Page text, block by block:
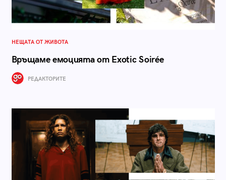
НЕЩАТА ОТ ЖИВОТА
Връщаме емоцията от Exotic Soirée
РЕДАКТОРИТЕ